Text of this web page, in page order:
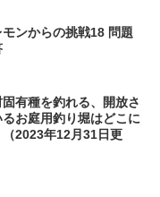
モンからの挑戦18 問題
有種を釣れる、開放さ
お庭用釣り堀はどこに
（2023年12月31日更